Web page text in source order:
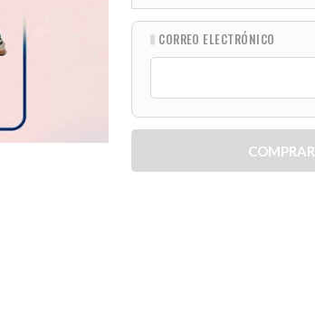
CORREO ELECTRÓNICO
COMPRAR